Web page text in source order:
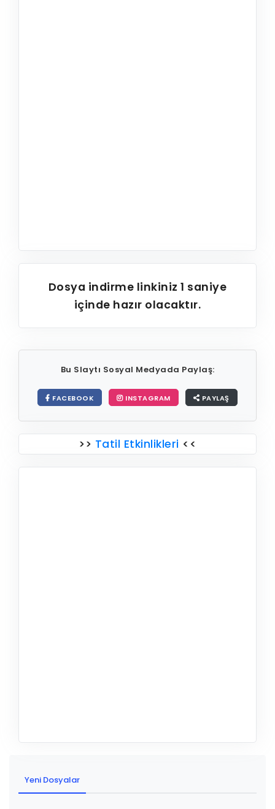
Dosya indirme linkiniz1 saniye
içinde hazır olacaktır.
Bu Slaytı Sosyal Medyada Paylaş:
FACEBOOK INSTAGRAM PAYLAŞ
>> Tatil Etkinlikleri <<
Yeni Dosyalar